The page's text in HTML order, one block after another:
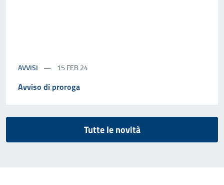
AVVISI 15 FEB 24
Avviso di proroga
Tutte le novità